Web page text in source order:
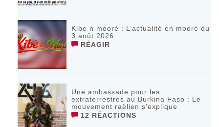
Kibe n mooré : L’actualité en mooré du
3 août 2026
RÉAGIR
Une ambassade pour les
extraterrestres au Burkina Faso : Le
mouvement raëlien s’explique
12 RÉACTIONS